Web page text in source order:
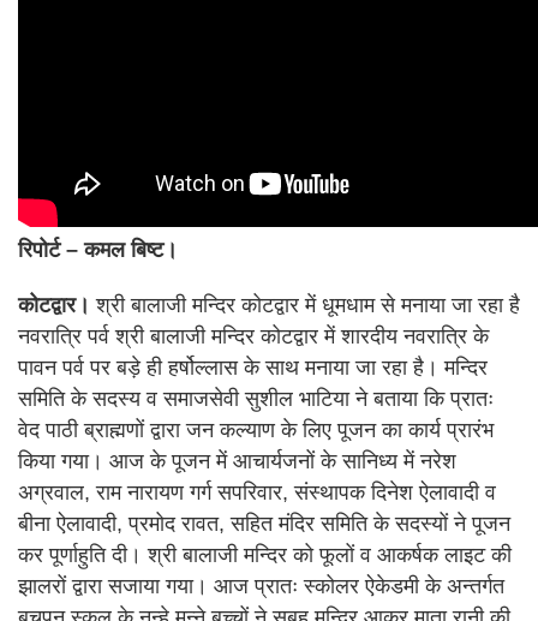
रिपोर्ट – कमल बिष्ट।
कोटद्वार। श्री बालाजी मन्दिर कोटद्वार में धूमधाम से मनाया जा रहा है
नवरात्रि पर्व श्री बालाजी मन्दिर कोटद्वार में शारदीय नवरात्रि के
पावन पर्व पर बड़े ही हर्षोल्लास के साथ मनाया जा रहा है। मन्दिर
समिति के सदस्य व समाजसेवी सुशील भाटिया ने बताया कि प्रातः
वेद पाठी ब्राह्मणों द्वारा जन कल्याण के लिए पूजन का कार्य प्रारंभ
किया गया। आज के पूजन में आचार्यजनों के सानिध्य में नरेश
अग्रवाल, राम नारायण गर्ग सपरिवार, संस्थापक दिनेश ऐलावादी व
बीना ऐलावादी, प्रमोद रावत, सहित मंदिर समिति के सदस्यों ने पूजन
कर पूर्णाहुति दी। श्री बालाजी मन्दिर को फूलों व आकर्षक लाइट की
झालरों द्वारा सजाया गया। आज प्रातः स्कोलर ऐकेडमी के अन्तर्गत